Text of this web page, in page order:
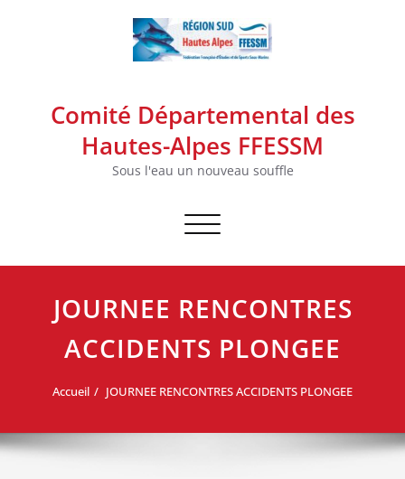
Comité Départemental des
Hautes-Alpes FFESSM
Sous l'eau un nouveau souffle
Afficher/masquer la navigation
JOURNEE RENCONTRES
ACCIDENTS PLONGEE
Accueil JOURNEE RENCONTRES ACCIDENTS PLONGEE